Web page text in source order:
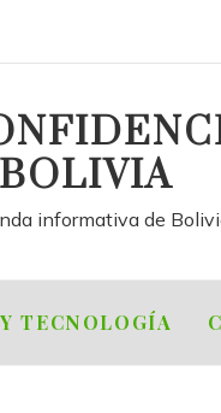
BOLIVIA
informativa de
TECNOLOGÍA